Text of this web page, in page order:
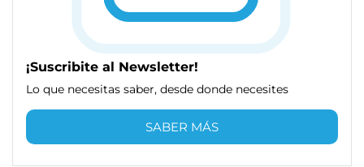
¡Suscribite al Newsletter!
Lo que necesitas saber, desde donde necesites
SABER MÁS